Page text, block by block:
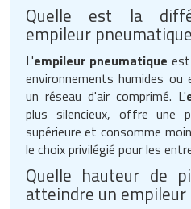
Quelle est la
empileur
L'empileur pneumatique
environnements humides
un réseau d'air comprimé. L'
plus silencieux, offre une
supérieure et consomme
le choix privilégié pour les
Quelle hauteur de
atteindre un empileur